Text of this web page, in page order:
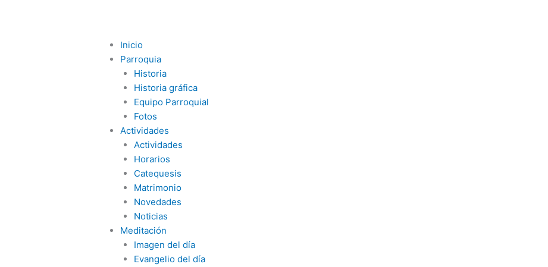
Inicio
Parroquia
Historia
Historia gráfica
Equipo Parroquial
Fotos
Actividades
Actividades
Horarios
Catequesis
Matrimonio
Novedades
Noticias
Meditación
Imagen del día
Evangelio del día